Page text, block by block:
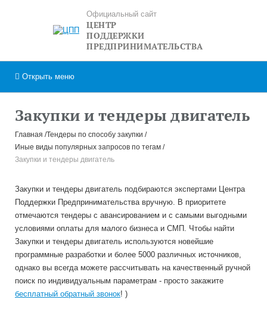
Официальный сайт
ЦЕНТР
ПОДДЕРЖКИ
ПРЕДПРИНИМАТЕЛЬСТВА
Открыть меню
Закупки и тендеры двигатель
Главная Тендеры по способу закупки
Иные виды популярных запросов по тегам
Закупки и тендеры двигатель
Закупки и тендеры двигатель подбираются экспертами Центра
Поддержки Предпринимательства вручную. В приоритете
отмечаются тендеры с авансированием и с самыми выгодными
условиями оплаты для малого бизнеса и СМП. Чтобы найти
Закупки и тендеры двигатель используются новейшие
программные разработки и более 5000 различных источников,
однако вы всегда можете рассчитывать на качественный ручной
поиск по индивидуальным параметрам - просто закажите
бесплатный обратный звонок! )